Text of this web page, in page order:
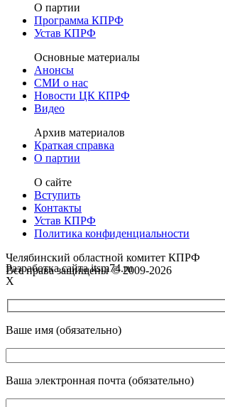
О партии
Программа КПРФ
Устав КПРФ
Основные материалы
Анонсы
СМИ о нас
Новости ЦК КПРФ
Видео
Архив материалов
Краткая справка
О партии
О сайте
Вступить
Контакты
Устав КПРФ
Политика конфиденциальности
Челябинский областной комитет КПРФ
Все права защищены © 2009-2026
Разработка сайта itsm74.ru
X
Ваше имя (обязательно)
Ваша электронная почта (обязательно)